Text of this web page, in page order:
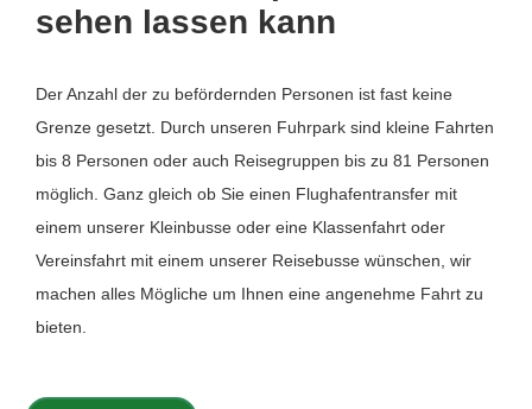
sehen lassen kann
Der Anzahl der zu befördernden Personen ist fast keine
Grenze gesetzt. Durch unseren Fuhrpark sind kleine Fahrten
bis 8 Personen oder auch Reisegruppen bis zu 81 Personen
möglich. Ganz gleich ob Sie einen Flughafentransfer mit
einem unserer Kleinbusse oder eine Klassenfahrt oder
Vereinsfahrt mit einem unserer Reisebusse wünschen, wir
machen alles Mögliche um Ihnen eine angenehme Fahrt zu
bieten.